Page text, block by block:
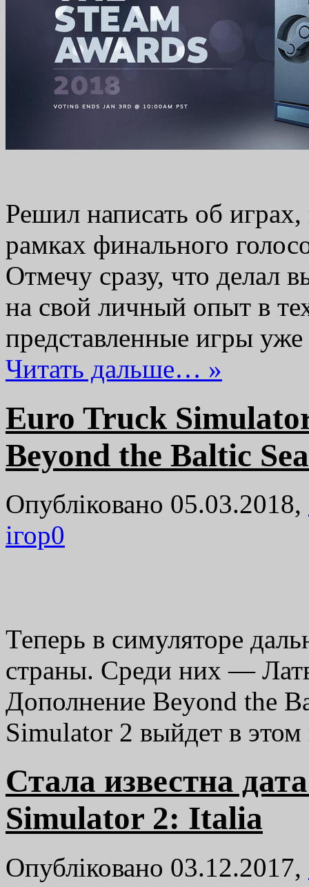
Решил написать об
рамках финального
Отмечу сразу, что делал
на свой личный опыт в
представленные игры
Читать дальше… »
Euro Truck
Beyond the Baltic Sea
Опубліковано 05.03.2018,
ігор0
Теперь в симуляторе
страны. Среди них —
Дополнение Beyond the
Simulator 2 выйдет в этом
Стала известна
Simulator 2: Italia
Опубліковано 03.12.2017,